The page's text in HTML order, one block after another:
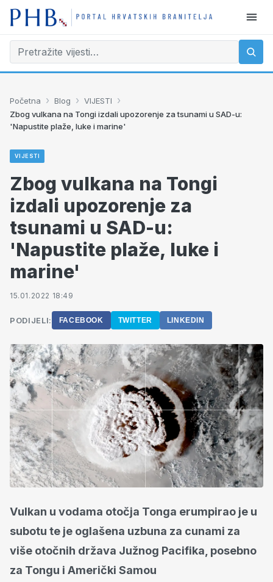
Početna › Blog › VIJESTI ›
Zbog vulkana na Tongi izdali upozorenje za tsunami u SAD-u:
'Napustite plaže, luke i marine'
VIJESTI
Zbog vulkana na Tongi
izdali upozorenje za
tsunami u SAD-u:
'Napustite plaže, luke i
marine'
15.01.2022 18:49
PODIJELI: FACEBOOK TWITTER LINKEDIN
Vulkan u vodama otočja Tonga erumpirao je u
subotu te je oglašena uzbuna za cunami za
više otočnih država Južnog Pacifika, posebno
za Tongu i Američki Samou